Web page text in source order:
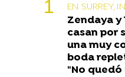
EN SURREY,
Zendaya y
casan por
una muy
boda
"No quedó